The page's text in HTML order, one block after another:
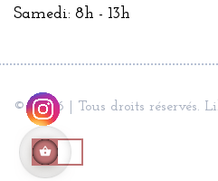
Samedi: 8h - 13h
© 2026 | Tous droits réservés.